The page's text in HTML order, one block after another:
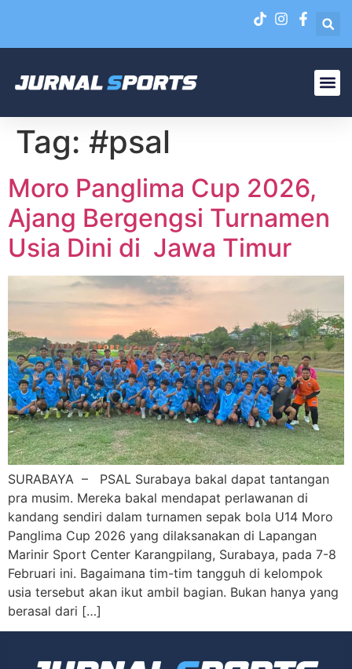
Tag: #psal
Moro Panglima Cup 2026,
Ajang Bergengsi Turnamen
Usia Dini di Jawa Timur
SURABAYA – PSAL Surabaya bakal dapat tantangan
pra musim. Mereka bakal mendapat perlawanan di
kandang sendiri dalam turnamen sepak bola U14 Moro
Panglima Cup 2026 yang dilaksanakan di Lapangan
Marinir Sport Center Karangpilang, Surabaya, pada 7-8
Februari ini. Bagaimana tim-tim tangguh di kelompok
usia tersebut akan ikut ambil bagian. Bukan hanya yang
berasal dari […]